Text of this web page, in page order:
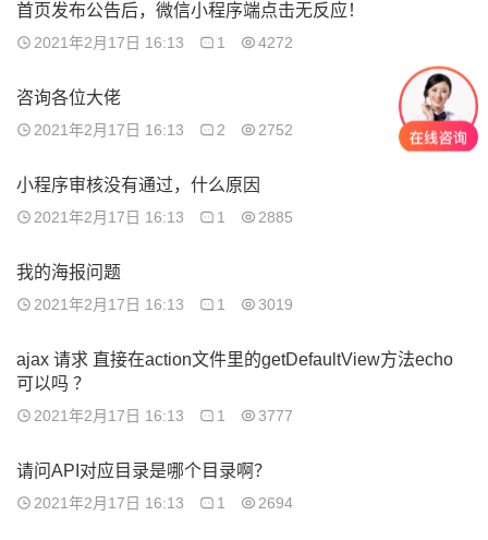
首页发布公告后，微信小程序端点击无反应！
2021年2月17日 16:13 1 4272
咨询各位大佬
2021年2月17日 16:13 2 2752
小程序审核没有通过，什么原因
2021年2月17日 16:13 1 2885
我的海报问题
2021年2月17日 16:13 1 3019
ajax 请求 直接在action文件里的getDefaultView方法echo
可以吗 ？
2021年2月17日 16:13 1 3777
请问API对应目录是哪个目录啊？
2021年2月17日 16:13 1 2694